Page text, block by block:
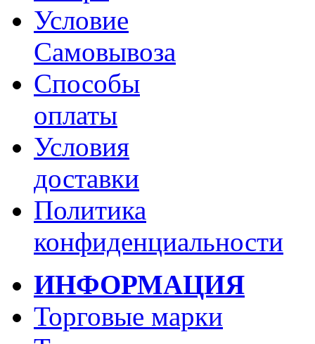
Условие
Самовывоза
Способы
оплаты
Условия
доставки
Политика
конфиденциальности
ИНФОРМАЦИЯ
Торговые марки